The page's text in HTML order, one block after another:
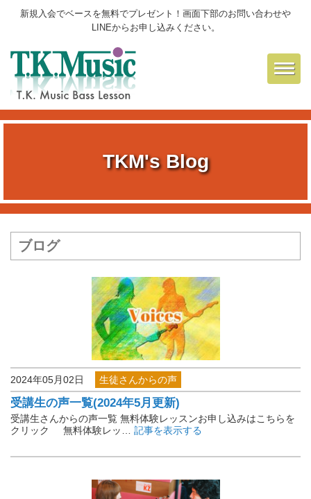
新規入会でベースを無料でプレゼント！画面下部のお問い合わせや
LINEからお申し込みください。
TKM's Blog
ブログ
2024年05月02日 生徒さんからの声
受講生の声一覧(2024年5月更新)
受講生さんからの声一覧 無料体験レッスンお申し込みはこちらを
クリック 無料体験レッ… 記事を表示する